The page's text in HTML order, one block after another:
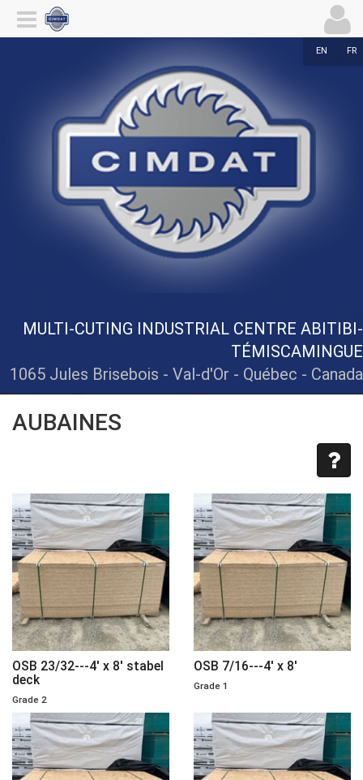
MULTI-CUTING INDUSTRIAL CENTRE ABITIBI-
TÉMISCAMINGUE
1065 Jules Brisebois - Val-d'Or - Québec - Canada
FR
EN
AUBAINES
OSB 23/32---4' x 8' stabel
deck
Grade 2
OSB 7/16---4' x 8'
Grade 1